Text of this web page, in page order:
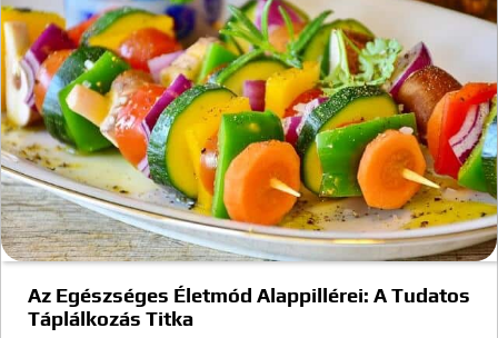
Az Egészséges Életmód Alappillérei: A Tudatos
Táplálkozás Titka